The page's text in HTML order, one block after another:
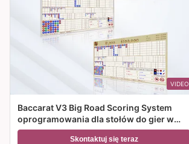
VIDEO
Baccarat V3 Big Road Scoring System
oprogramowania dla stołów do gier w
kasynie
Skontaktuj się teraz